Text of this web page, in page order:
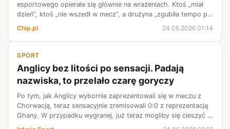
esportowego opierała się głównie na wrażeniach. Ktoś „miał
dzień”, ktoś „nie wszedł w mecz”, a drużyna „zgubiła tempo po
przerwie”. Brzmiało to znajomo, bo podobnie mówi się o piłce
nożnej, koszykówce...
Chip.pl 24.06.2026 01:14
SPORT
Anglicy bez litości po sensacji. Padają
nazwiska, to przelało czarę goryczy
Po tym, jak Anglicy wybornie zaprezentowali się w meczu z
Chorwacją, teraz sensacyjnie zremisowali 0:0 z reprezentacją
Ghany. W przypadku wygranej, już teraz mogliby się cieszyć z
zapewnionego awansu i 1. miejsca w grupie, jednak remis nieco